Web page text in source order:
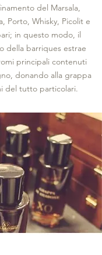
del Marsala,
Porto, Whisky, Picolit e
in questo modo, il
della barriques estrae
principali contenuti
donando alla grappa
del tutto particolari.